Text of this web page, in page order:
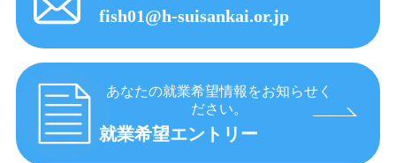
fish01@h-suisankai.or.jp
あなたの就業希望情報をお知らせく
ださい。
就業希望エントリー